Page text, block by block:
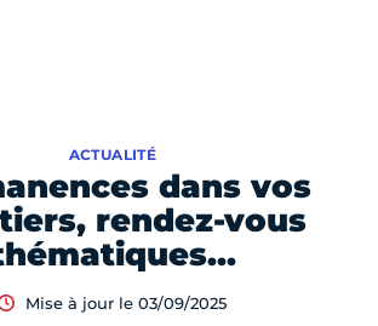
dans vos
rendez-vous
ACTUALITÉ
Mise à jour le 03/09/2025